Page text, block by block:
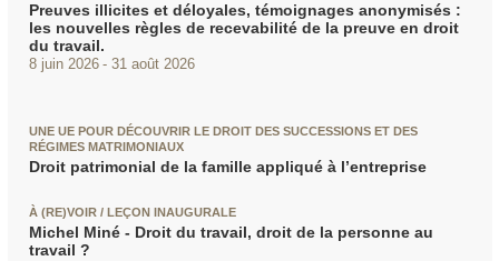
Preuves illicites et déloyales, témoignages anonymisés :
les nouvelles règles de recevabilité de la preuve en droit
du travail.
8 juin 2026 31 août 2026
UNE UE POUR DÉCOUVRIR LE DROIT DES SUCCESSIONS ET DES
RÉGIMES MATRIMONIAUX
Droit patrimonial de la famille appliqué à l’entreprise
À (RE)VOIR / LEÇON INAUGURALE
Michel Miné - Droit du travail, droit de la personne au
travail ?